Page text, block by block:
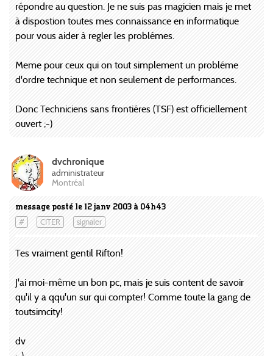
répondre au question. Je ne suis pas magicien mais je met
à dispostion toutes mes connaissance en informatique
pour vous aider à regler les problémes.
Meme pour ceux qui on tout simplement un probléme
d'ordre technique et non seulement de performances.
Donc Techniciens sans frontiéres (TSF) est officiellement
ouvert ;-)
message posté le 12 janv 2003 à 04h43
# CITER signaler
dvchronique
administrateur
Montréal
Tes vraiment gentil Rifton!
J'ai moi-même un bon pc, mais je suis content de savoir
qu'il y a qqu'un sur qui compter! Comme toute la gang de
toutsimcity!
dv